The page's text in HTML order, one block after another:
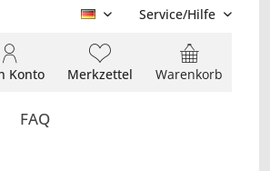
DE Service/Hilfe
Warenkorb
Merkzettel
Konto
FAQ